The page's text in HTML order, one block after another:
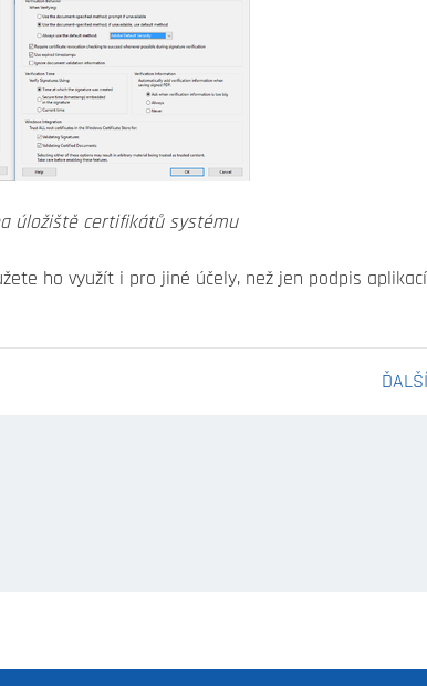
úložiště certifikátů systému
ho využít i pro jiné účely, než jen podpis